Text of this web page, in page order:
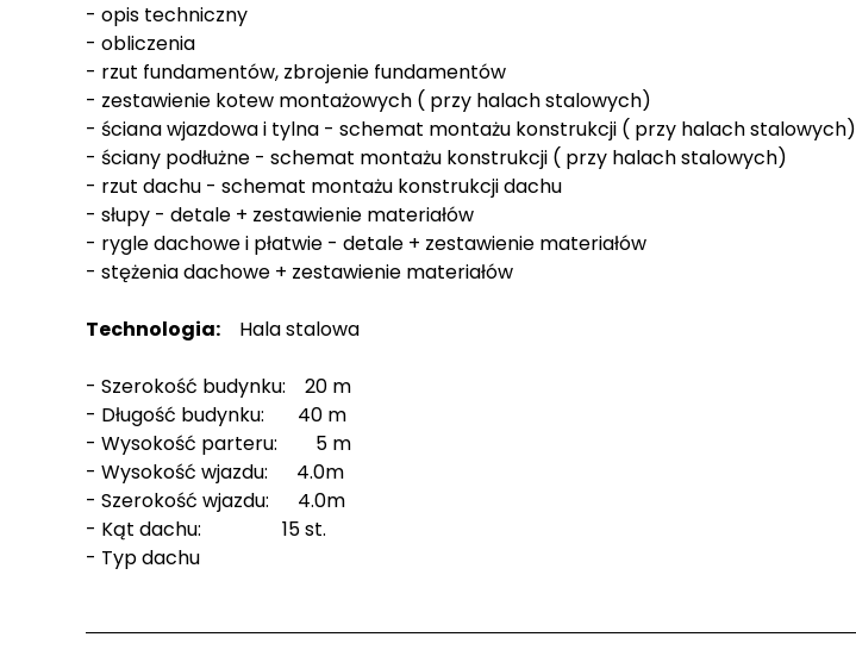
- opis techniczny
- obliczenia
- rzut fundamentów, zbrojenie fundamentów
- zestawienie kotew montażowych ( przy halach stalowych)
- ściana wjazdowa i tylna - schemat montażu konstrukcji ( przy halach stalowych)
- ściany podłużne - schemat montażu konstrukcji ( przy halach stalowych)
- rzut dachu - schemat montażu konstrukcji dachu
- słupy - detale + zestawienie materiałów
- rygle dachowe i płatwie - detale + zestawienie materiałów
- stężenia dachowe + zestawienie materiałów
Technologia: Hala stalowa
- Szerokość budynku: 20 m
- Długość budynku: 40 m
- Wysokość parteru: 5 m
- Wysokość wjazdu: 4.0m
- Szerokość wjazdu: 4.0m
- Kąt dachu: 15 st.
- Typ dachu